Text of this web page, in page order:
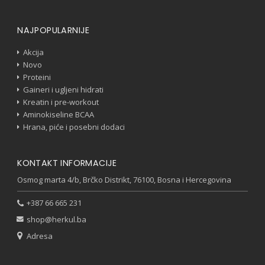
NAJPOPULARNIJE
Akcija
Novo
Proteini
Gaineri i ugljeni hidrati
Kreatin i pre-workout
Aminokiseline BCAA
Hrana, piće i posebni dodaci
KONTAKT INFORMACIJE
Osmog marta 4/b, Brčko Distrikt, 76100, Bosna i Hercegovina
+387 66 665 231
shop@herkul.ba
Adresa